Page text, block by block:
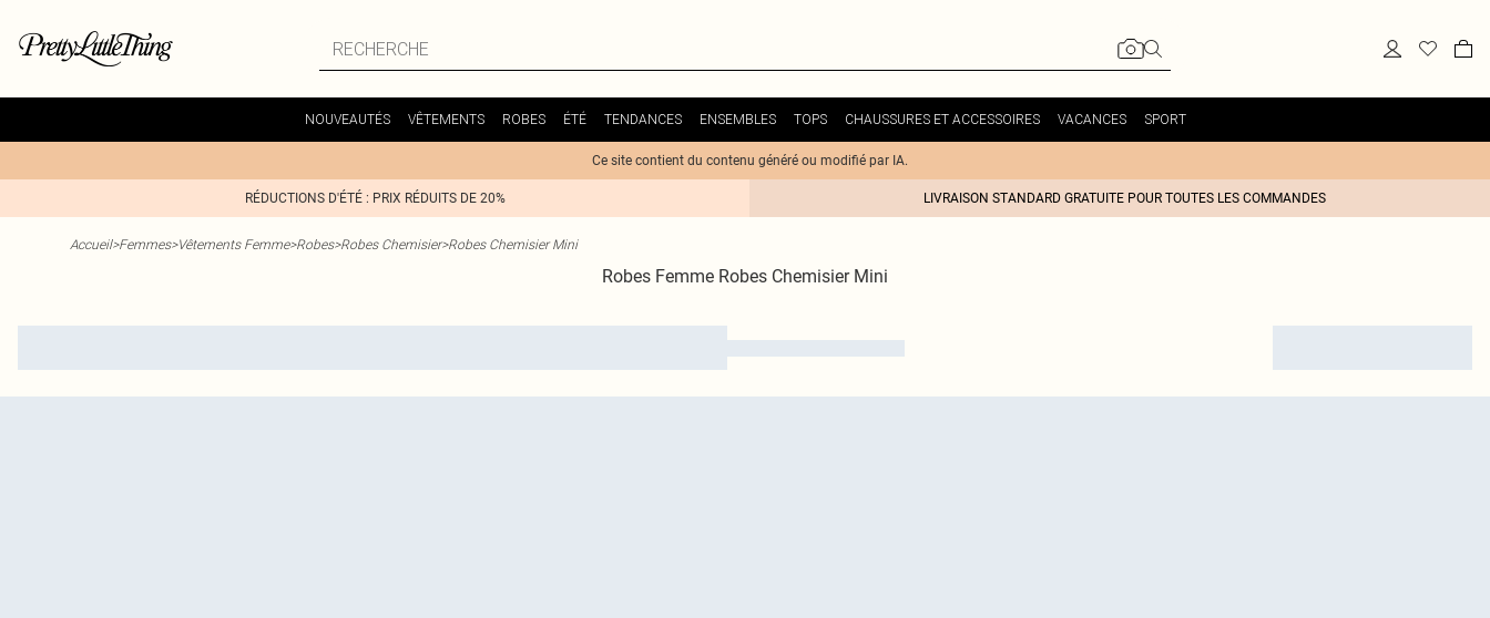
NOUVEAUTÉS VÊTEMENTS ROBES ÉTÉ TENDANCES ENSEMBLES TOPS CHAUSSURES ET ACCESSOIRES VACANCES SPORT
Ce site contient du contenu généré ou modifié par IA.
RÉDUCTIONS D'ÉTÉ : PRIX RÉDUITS DE 20% LIVRAISON STANDARD GRATUITE POUR TOUTES LES COMMANDES
Accueil>Femmes>Vêtements Femme>Robes>Robes Chemisier>Robes Chemisier Mini
Robes Femme Robes Chemisier Mini